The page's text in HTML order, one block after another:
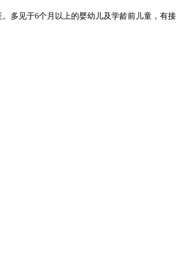
多见于6个月以上的婴幼儿及学龄前儿童，有接